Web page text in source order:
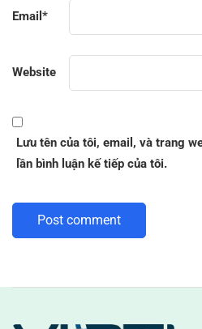
Email *
Website
Lưu tên của tôi, email, và trang
lần bình luận kế tiếp của tôi.